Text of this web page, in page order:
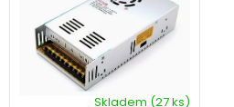
Skladem (27 ks)